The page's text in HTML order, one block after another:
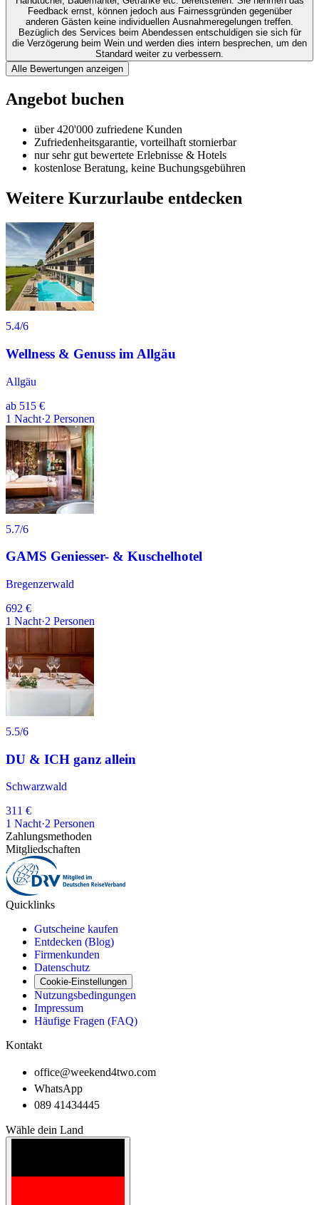
Feedback ernst, können jedoch aus Fairnessgründen gegenüber
anderen Gästen keine individuellen Ausnahmeregelungen treffen.
Bezüglich des Services beim Abendessen entschuldigen sie sich für
die Verzögerung beim Wein und werden dies intern besprechen, um den
Standard weiter zu verbessern.
Alle Bewertungen anzeigen
Angebot buchen
über 420'000 zufriedene Kunden
Zufriedenheitsgarantie, vorteilhaft stornierbar
nur sehr gut bewertete Erlebnisse & Hotels
kostenlose Beratung, keine Buchungsgebühren
Weitere Kurzurlaube entdecken
5.4/6
Wellness & Genuss im Allgäu
Allgäu
ab 515 €
1 Nacht·2 Personen
5.7/6
GAMS Geniesser- & Kuschelhotel
Bregenzerwald
692 €
1 Nacht·2 Personen
5.5/6
DU & ICH ganz allein
Schwarzwald
311 €
1 Nacht·2 Personen
Zahlungsmethoden
Mitgliedschaften
Quicklinks
Gutscheine kaufen
Entdecken (Blog)
Firmenkunden
Datenschutz
Cookie-Einstellungen
Nutzungsbedingungen
Impressum
Häufige Fragen (FAQ)
Kontakt
office@weekend4two.com
WhatsApp
089 41434445
Wähle dein Land